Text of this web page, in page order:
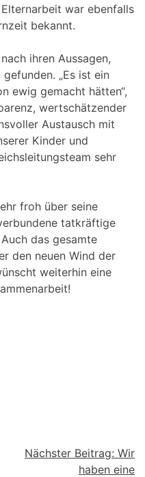
war ebenfalls
bekannt.
ihren Aussagen,
„Es ist ein
ewig gemacht hätten“,
wertschätzender
Austausch mit
Kinder und
sehr
froh über seine
tatkräftige
das gesamte
den neuen Wind der
weiterhin eine
Nächster Beitrag: Wir
haben eine